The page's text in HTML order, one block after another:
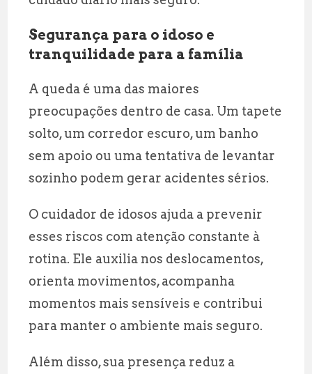
Segurança para o idoso e
tranquilidade para a família
A queda é uma das maiores
preocupações dentro de casa. Um tapete
solto, um corredor escuro, um banho
sem apoio ou uma tentativa de levantar
sozinho podem gerar acidentes sérios.
O cuidador de idosos ajuda a prevenir
esses riscos com atenção constante à
rotina. Ele auxilia nos deslocamentos,
orienta movimentos, acompanha
momentos mais sensíveis e contribui
para manter o ambiente mais seguro.
Além disso, sua presença reduz a